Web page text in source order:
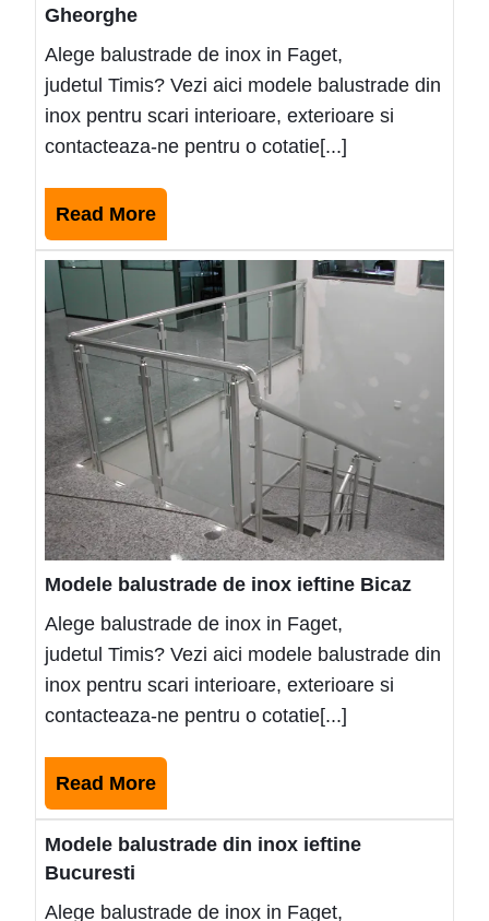
Gheorghe
Alege balustrade de inox in Faget,
judetul Timis? Vezi aici modele balustrade din
inox pentru scari interioare, exterioare si
contacteaza-ne pentru o cotatie[...]
Read MoreRead
More
Modele balustrade de inox ieftine Bicaz
Alege balustrade de inox in Faget,
judetul Timis? Vezi aici modele balustrade din
inox pentru scari interioare, exterioare si
contacteaza-ne pentru o cotatie[...]
Read MoreRead
More
Modele balustrade din inox ieftine
Bucuresti
Alege balustrade de inox in Faget,